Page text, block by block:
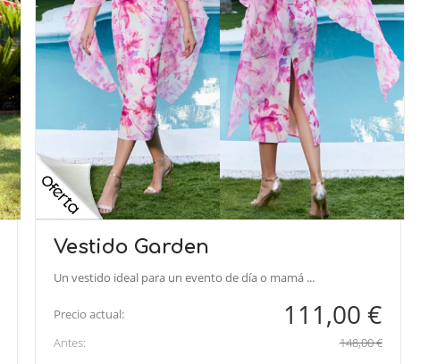
Vestido Garden
Un vestido ideal para un evento de día o mamá ...
Precio actual: 111,00 €
Antes: 148,00 €